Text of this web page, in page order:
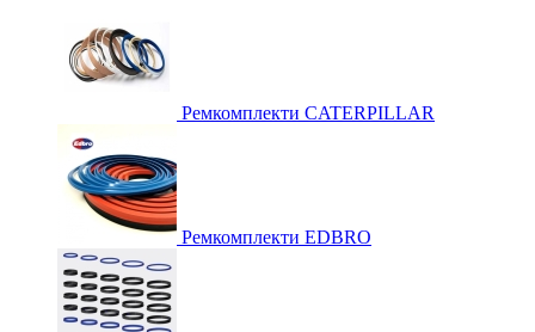
Ремкомплекти CATERPILLAR
Ремкомплекти EDBRO